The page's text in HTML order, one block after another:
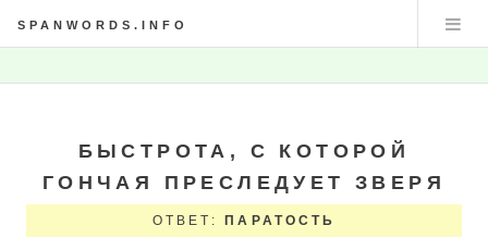
SPANWORDS.INFO
БЫСТРОТА, С КОТОРОЙ
ГОНЧАЯ ПРЕСЛЕДУЕТ ЗВЕРЯ
ОТВЕТ: ПАРАТОСТЬ